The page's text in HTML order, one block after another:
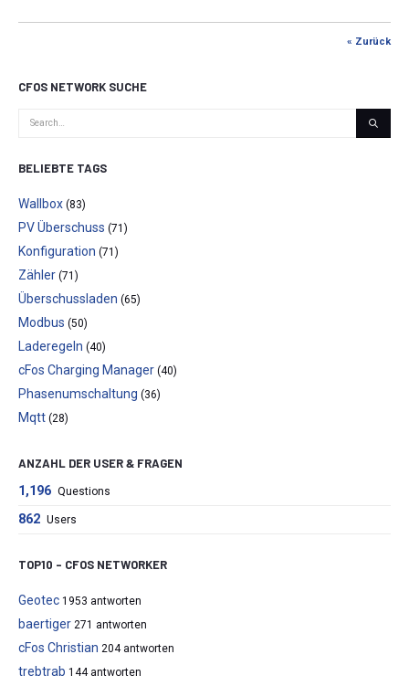
« Zurück
CFOS NETWORK SUCHE
BELIEBTE TAGS
Wallbox (83)
PV Überschuss (71)
Konfiguration (71)
Zähler (71)
Überschussladen (65)
Modbus (50)
Laderegeln (40)
cFos Charging Manager (40)
Phasenumschaltung (36)
Mqtt (28)
ANZAHL DER USER & FRAGEN
1,196 Questions
862 Users
TOP10 – CFOS NETWORKER
Geotec 1953 antworten
baertiger 271 antworten
cFos Christian 204 antworten
trebtrab 144 antworten